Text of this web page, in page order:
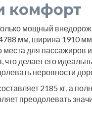
комфорт
мощный
мм, ширина 1910
для пассажиров
что делает его
неровности
2185 кг, а
преодолевать